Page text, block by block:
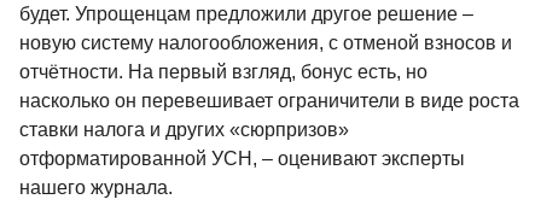
будет. Упрощенцам предложили другое решение –
новую систему налогообложения, с отменой взносов и
отчётности. На первый взгляд, бонус есть, но
насколько он перевешивает ограничители в виде роста
ставки налога и других «сюрпризов»
отформатированной УСН, – оценивают эксперты
нашего журнала.